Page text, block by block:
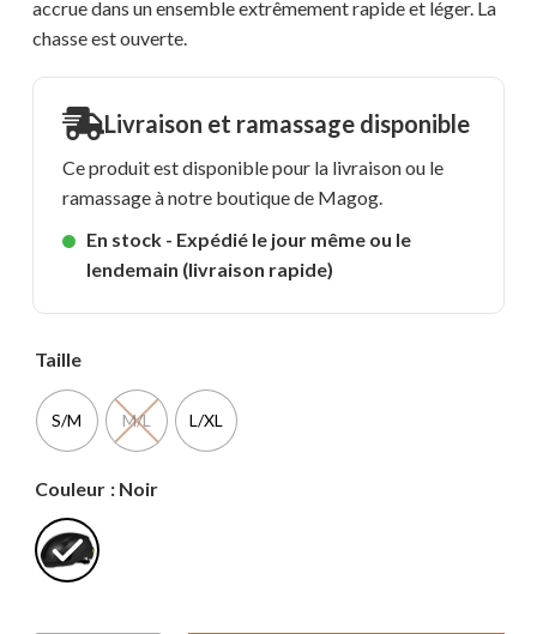
accrue dans un ensemble extrêmement rapide et léger. La
chasse est ouverte.
Livraison et ramassage disponible
Ce produit est disponible pour la livraison ou le
ramassage à notre boutique de Magog.
En stock - Expédié le jour même ou le
lendemain (livraison rapide)
Taille
S/M M/L L/XL
Couleur : Noir